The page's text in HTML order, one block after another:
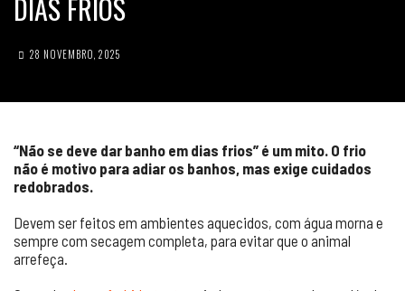
DIAS FRIOS
28 NOVEMBRO, 2025
“Não se deve dar banho em dias frios” é um mito. O frio
não é motivo para adiar os banhos, mas exige cuidados
redobrados.
Devem ser feitos em ambientes aquecidos, com água morna e
sempre com secagem completa, para evitar que o animal
arrefeça.